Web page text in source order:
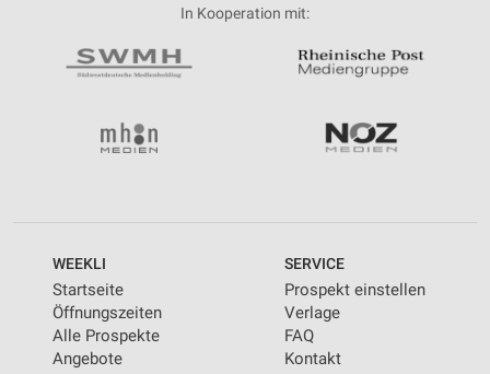
In Kooperation mit:
WEEKLI
Startseite
Öffnungszeiten
Alle Prospekte
Angebote
SERVICE
Prospekt einstellen
Verlage
FAQ
Kontakt